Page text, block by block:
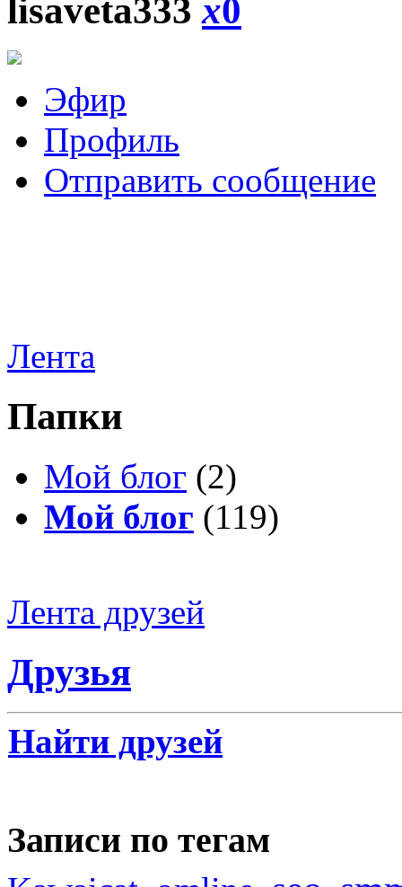
lisaveta333x0
Эфир
Профиль
Отправить сообщение
Лента
Папки
Мой блог (2)
Мой блог (119)
Лента друзей
Друзья
Найти друзей
Записи по тегам